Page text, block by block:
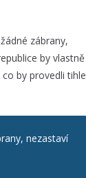
zábrany,
by vlastně
by provedli tihle
nezastaví